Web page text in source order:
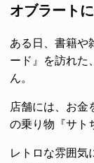
オブラート
ある日、書籍や
ード』を訪れた
ん。
店舗には、お金
の乗り物『サト
レトロな雰囲気